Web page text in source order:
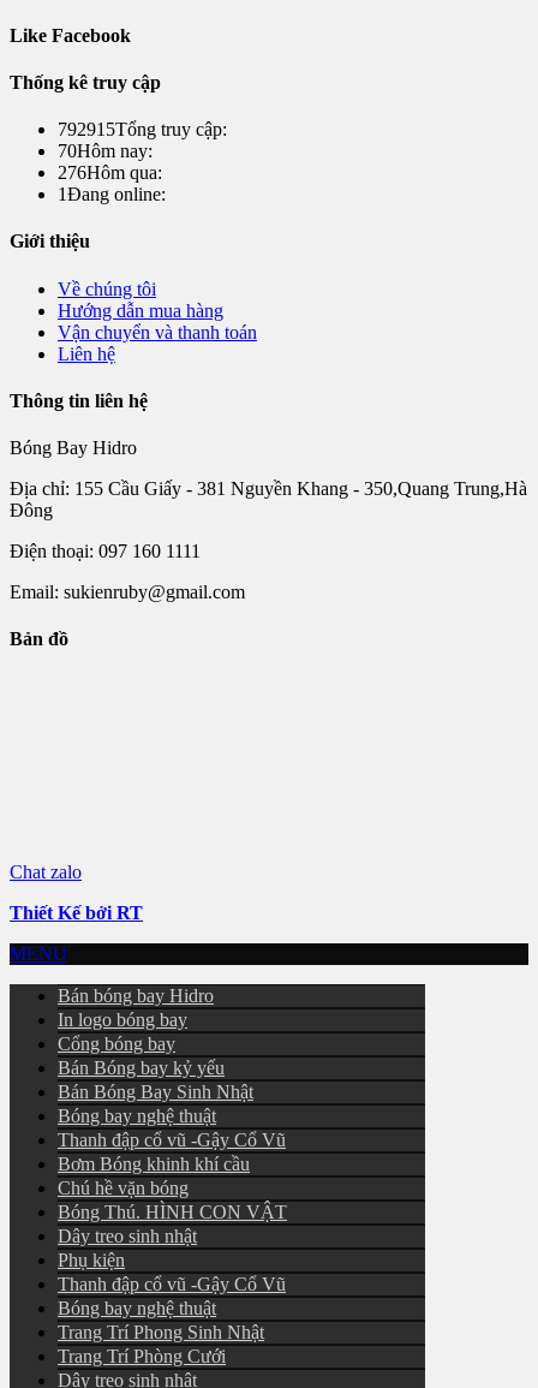
Like Facebook
Thống kê truy cập
792915Tổng truy cập:
70Hôm nay:
276Hôm qua:
1Đang online:
Giới thiệu
Về chúng tôi
Hướng dẫn mua hàng
Vận chuyển và thanh toán
Liên hệ
Thông tin liên hệ
Bóng Bay Hidro
Địa chỉ: 155 Cầu Giấy - 381 Nguyền Khang - 350,Quang Trung,Hà
Đông
Điện thoại: 097 160 1111
Email: sukienruby@gmail.com
Bản đồ
Chat zalo
Thiết Kế bởi RT
MENU
Bán bóng bay Hidro
In logo bóng bay
Cổng bóng bay
Bán Bóng bay kỷ yếu
Bán Bóng Bay Sinh Nhật
Bóng bay nghệ thuật
Thanh đập cổ vũ -Gậy Cổ Vũ
Bơm Bóng khinh khí cầu
Chú hề vặn bóng
Bóng Thú. HÌNH CON VẬT
Dây treo sinh nhật
Phụ kiện
Thanh đập cổ vũ -Gậy Cổ Vũ
Bóng bay nghệ thuật
Trang Trí Phong Sinh Nhật
Trang Trí Phòng Cưới
Dây treo sinh nhật